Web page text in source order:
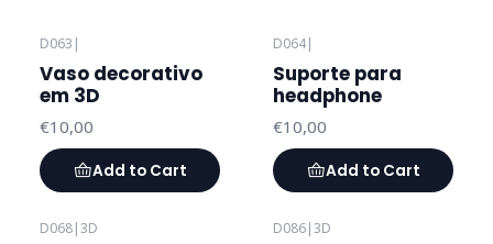
D063 |
Vaso decorativo
em 3D
€10,00
Add to Cart
D064|
Suporte para
headphone
€10,00
Add to Cart
D068|3D D086|3D